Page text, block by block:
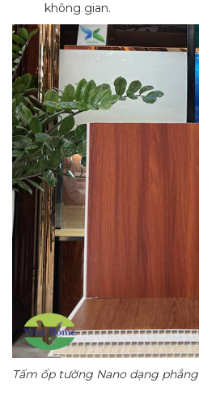
không gian.
Tấm ốp tường Nano dạng phẳng